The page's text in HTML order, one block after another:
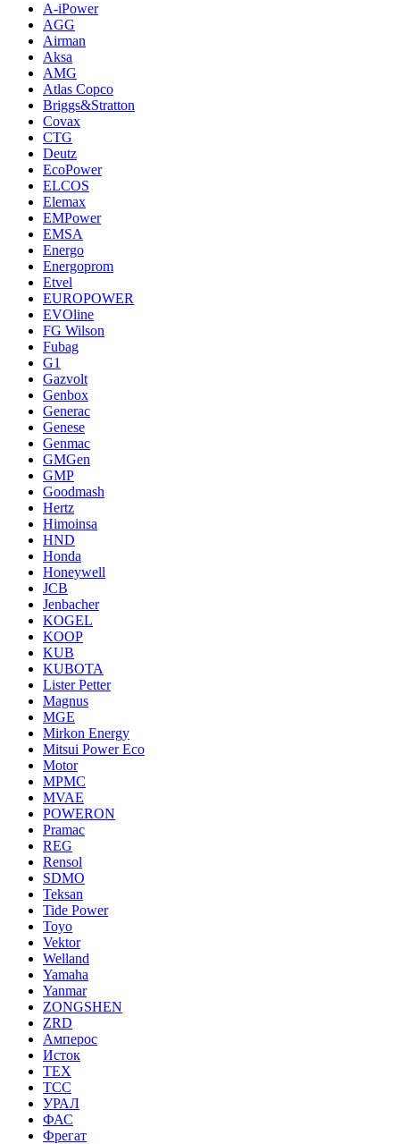
A-iPower
AGG
Airman
Aksa
AMG
Atlas Copco
Briggs&Stratton
Covax
CTG
Deutz
EcoPower
ELCOS
Elemax
EMPower
EMSA
Energo
Energoprom
Etvel
EUROPOWER
EVOline
FG Wilson
Fubag
G1
Gazvolt
Genbox
Generac
Genese
Genmac
GMGen
GMP
Goodmash
Hertz
Himoinsa
HND
Honda
Honeywell
JCB
Jenbacher
KOGEL
KOOP
KUB
KUBOTA
Lister Petter
Magnus
MGE
Mirkon Energy
Mitsui Power Eco
Motor
MPMC
MVAE
POWERON
Pramac
REG
Rensol
SDMO
Teksan
Tide Power
Toyo
Vektor
Welland
Yamaha
Yanmar
ZONGSHEN
ZRD
Амперос
Исток
ТЕХ
ТСС
УРАЛ
ФАС
Фрегат